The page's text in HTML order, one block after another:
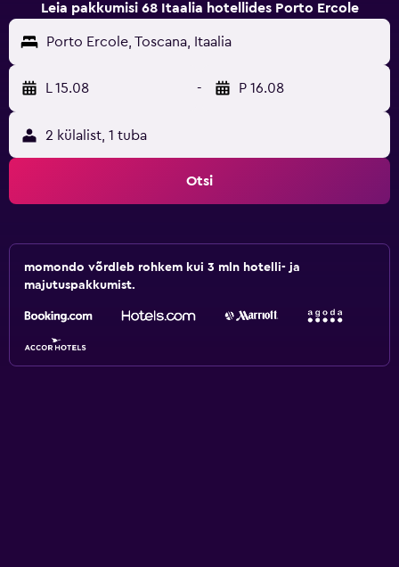
Leia pakkumisi 68 Itaalia hotellides Porto Ercole
Porto Ercole, Toscana, Itaalia
L 15.08 - P 16.08
2 külalist, 1 tuba
Otsi
momondo võrdleb rohkem kui 3 mln hotelli- ja
majutuspakkumist.